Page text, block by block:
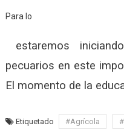
Para lo
estaremos
pecuarios en este
El momento de la
Etiquetado #Agrícola